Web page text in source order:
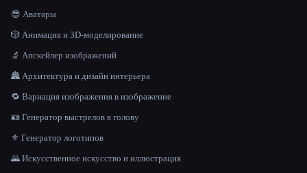
😎 Аватары
🎲 Анимация и 3D-моделирование
🔬 Апскейлер изображений
🏯 Архитектура и дизайн интерьера
🔁 Вариация изображения в изображение
🪪 Генератор выстрелов в голову
⚜️ Генератор логотипов
🌄 Искусственное искусство и иллюстрация